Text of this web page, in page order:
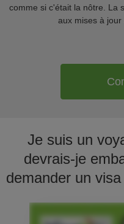
comme si c'était la nôtre. La
aux mises à jour
Je suis un
devrais-je
demander un